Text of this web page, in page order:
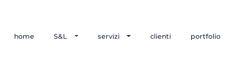
home S&L servizi clienti portfolio